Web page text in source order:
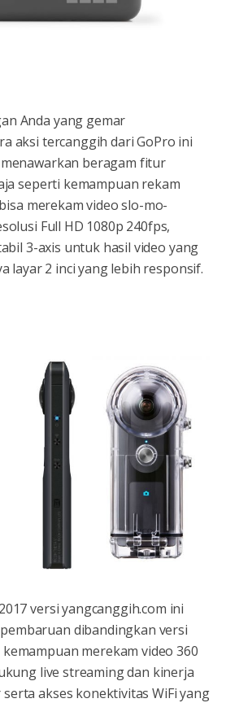
Anda yang gemar
aksi tercanggih dari GoPro ini
beragam fitur
seperti kemampuan rekam
merekam video slo-mo-
Full HD 1080p 240fps,
3-axis untuk hasil video yang
layar 2 inci yang lebih responsif.
versi yangcanggih.com ini
dibandingkan versi
merekam video 360
live streaming dan kinerja
akses konektivitas WiFi yang